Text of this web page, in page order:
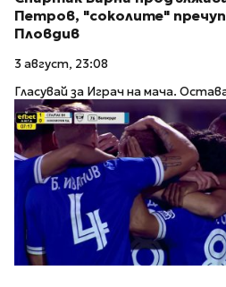
Петров, "соколите"
Пловдив
3 август, 23:08
Гласувай за Играч на мача.